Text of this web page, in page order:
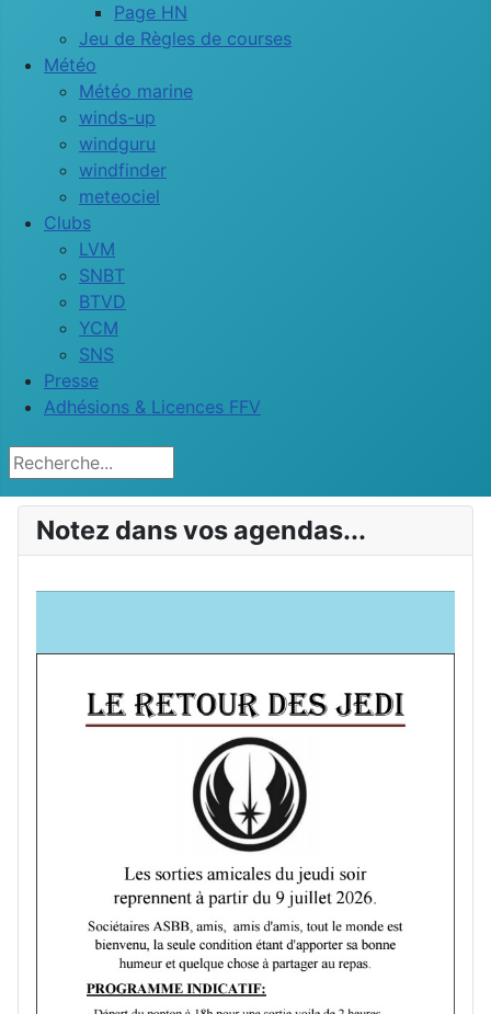
Page HN
Jeu de Règles de courses
Météo
Météo marine
winds-up
windguru
windfinder
meteociel
Clubs
LVM
SNBT
BTVD
YCM
SNS
Presse
Adhésions & Licences FFV
Rechercher
Notez dans vos agendas...